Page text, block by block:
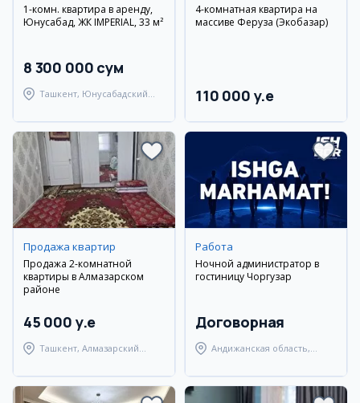
1-комн. квартира в аренду,
Юнусабад, ЖК IMPERIAL, 33 м²
8 300 000 сум
Ташкент, Юнусабадский
4-комнатная квартира на
массиве Феруза (Экобазар)
110 000 y.e
Продажа квартир
Продажа 2-комнатной
квартиры в Алмазарском
районе
45 000 y.e
Ташкент, Алмазарский
Работа
Ночной администратор в
гостиницу Чоргузар
Договорная
Андижанская область,